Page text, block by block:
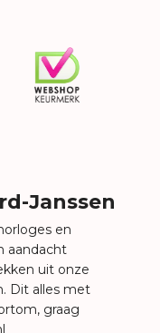
Janssen
en
aandacht
uit onze
Dit alles met
graag